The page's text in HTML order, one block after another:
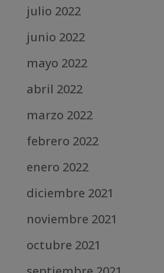
julio 2022
junio 2022
mayo 2022
abril 2022
marzo 2022
febrero 2022
enero 2022
diciembre 2021
noviembre 2021
octubre 2021